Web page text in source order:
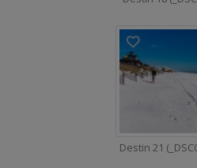
Destin 21